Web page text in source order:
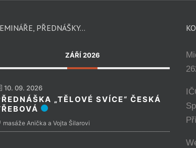
PŘEDNÁŠKY…
ZÁŘÍ 2026
10. 09. 2026
„TĚLOVÉ SVÍCE“ ČESKÁ
masáže Anička a Vojta Šilarovi